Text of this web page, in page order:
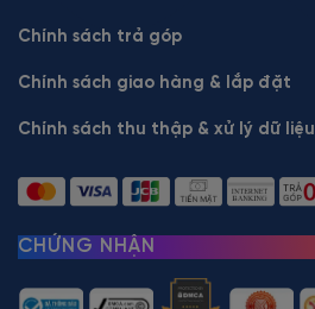
Chính sách trả góp
Chính sách giao hàng & lắp đặt
Chính sách thu thập & xử lý dữ liệu
CHỨNG NHẬN